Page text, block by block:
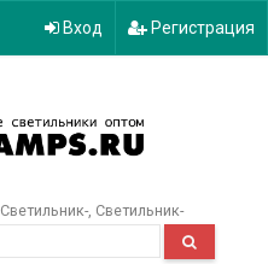
Вход Регистрация
Светильник- Светильник-